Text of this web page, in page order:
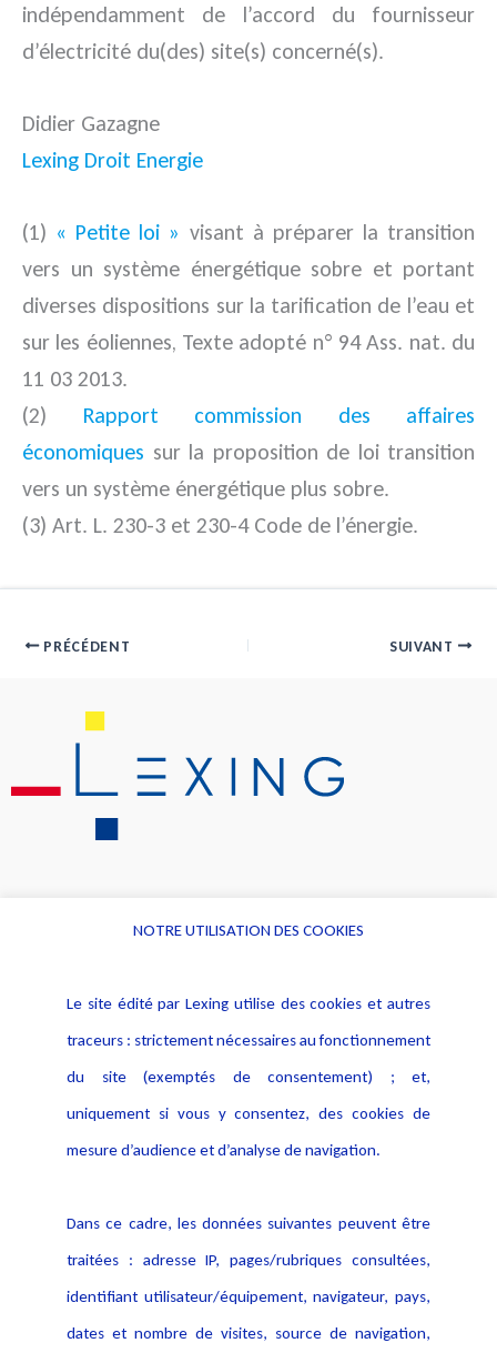
indépendamment de l’accord du fournisseur
d’électricité du(des) site(s) concerné(s).
Didier Gazagne
Lexing Droit Energie
(1) « Petite loi » visant à préparer la transition
vers un système énergétique sobre et portant
diverses dispositions sur la tarification de l’eau et
sur les éoliennes, Texte adopté n° 94 Ass. nat. du
11 03 2013.
(2) Rapport commission des affaires
économiques sur la proposition de loi transition
vers un système énergétique plus sobre.
(3) Art. L. 230-3 et 230-4 Code de l’énergie.
PRÉCÉDENT SUIVANT
Alerte professionnelle
Déclaration d'accessibilité
Notice Légale
Politique de protection des
données
Publications
NOTRE UTILISATION DES COOKIES
Le site édité par Lexing utilise des cookies et autres
traceurs : strictement nécessaires au fonctionnement
du site (exemptés de consentement) ; et,
uniquement si vous y consentez, des cookies de
mesure d’audience et d’analyse de navigation.
Dans ce cadre, les données suivantes peuvent être
traitées : adresse IP, pages/rubriques consultées,
identifiant utilisateur/équipement, navigateur, pays,
dates et nombre de visites, source de navigation,